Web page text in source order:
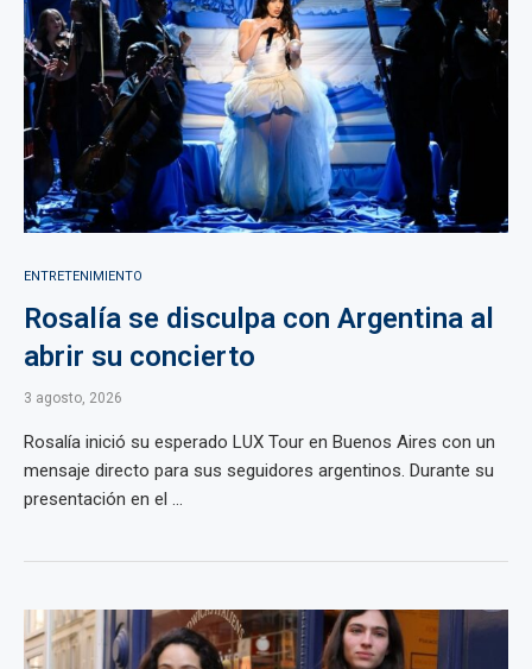
ENTRETENIMIENTO
Rosalía se disculpa con Argentina al
abrir su concierto
3 agosto, 2026
Rosalía inició su esperado LUX Tour en Buenos Aires con un
mensaje directo para sus seguidores argentinos. Durante su
presentación en el ...